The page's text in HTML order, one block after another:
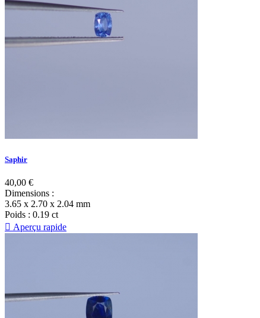
Saphir
40,00 €
Dimensions :
3.65 x 2.70 x 2.04 mm
Poids : 0.19 ct
 Aperçu rapide